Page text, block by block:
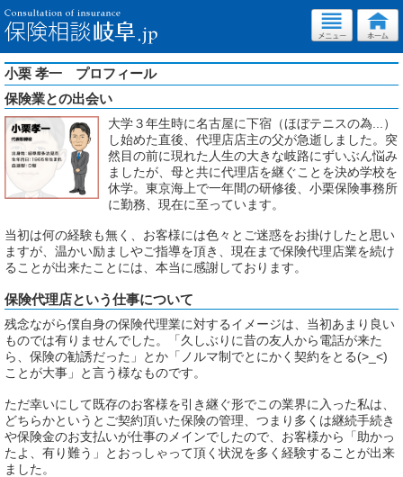
小栗 孝一 プロフィール
保険業との出会い
大学３年生時に名古屋に下宿（ほぼテニスの為...）
し始めた直後、代理店店主の父が急逝しました。突
然目の前に現れた人生の大きな岐路にずいぶん悩み
ましたが、母と共に代理店を継ぐことを決め学校を
休学。東京海上で一年間の研修後、小栗保険事務所
に勤務、現在に至っています。
当初は何の経験も無く、お客様には色々とご迷惑をお掛けしたと思い
ますが、温かい励ましやご指導を頂き、現在まで保険代理店業を続け
ることが出来たことには、本当に感謝しております。
保険代理店という仕事について
残念ながら僕自身の保険代理業に対するイメージは、当初あまり良い
ものでは有りませんでした。「久しぶりに昔の友人から電話が来た
ら、保険の勧誘だった」とか「ノルマ制でとにかく契約をとる(>_<)
ことが大事」と言う様なものです。
ただ幸いにして既存のお客様を引き継ぐ形でこの業界に入った私は、
どちらかというとご契約頂いた保険の管理、つまり多くは継続手続き
や保険金のお支払いが仕事のメインでしたので、お客様から「助かっ
たよ、有り難う」とおっしゃって頂く状況を多く経験することが出来
ました。